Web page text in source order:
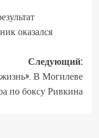
оказался
Следующий:
В Могилеве
по боксу Ривкина